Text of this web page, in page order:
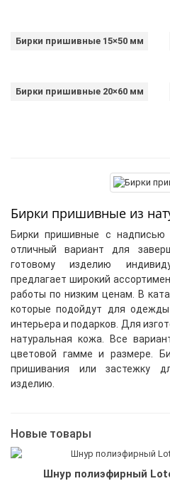
Бирки пришивные 15×50 мм
Бирки пришивные 20×60 мм
Бирки пришивные из
Бирки пришивные с надписью
отличный вариант для
готовому изделию
предлагает широкий
работы по низким ценам. В
которые подойдут для
интерьера и подарков. Для
натуральная кожа. Все
цветовой гамме и размере.
пришивания или застежку
изделию.
Новые товары
Шнур полиэфирный